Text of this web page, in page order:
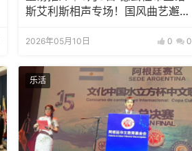
斯艾利斯相声专场！国风曲艺邂逅
结！
2026年05月10日 0 0
乐活